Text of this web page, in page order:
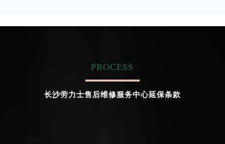
PROCESS
长沙劳力士售后维修服务中心延保条款